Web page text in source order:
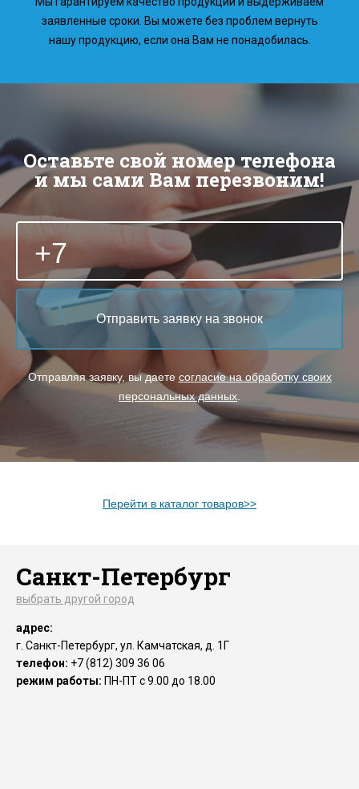
заявленные сроки. Вы можете без проблем вернуть
нашу продукцию, если она Вам не понадобилась.
Оставьте свой номер телефона
и мы сами Вам перезвоним!
+7
Отправляя заявку, вы даете согласие на обработку своих
персональных данных
Перейти в каталог товаров>>
Санкт-Петербург
выбрать другой город
адрес:
г. Санкт-Петербург, ул. Камчатская, д. 1Г
телефон: +7 (812) 309 36 06
режим работы: ПН-ПТ с 9.00 до 18.00